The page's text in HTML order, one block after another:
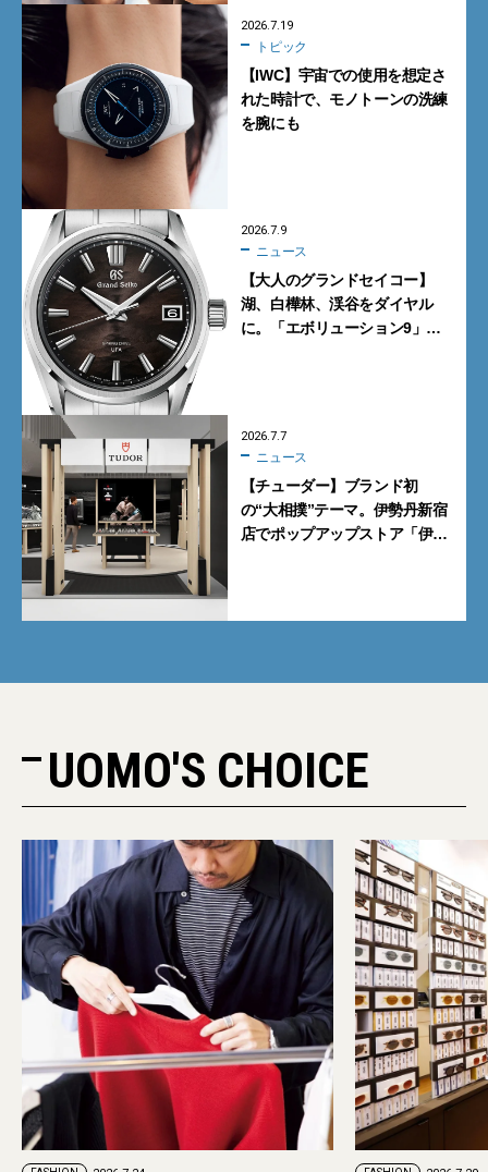
2026.7.19
トピック
【IWC】宇宙での使用を想定さ
れた時計で、モノトーンの洗練
を腕にも
2026.7.9
ニュース
【大人のグランドセイコー】
湖、白樺林、渓谷をダイヤル
に。「エボリューション9」の
2026.7.7
ニュース
【チューダー】ブランド初
の“大相撲”テーマ。伊勢丹新宿
店でポップアップストア「伊勢
UOMO'S CHOICE